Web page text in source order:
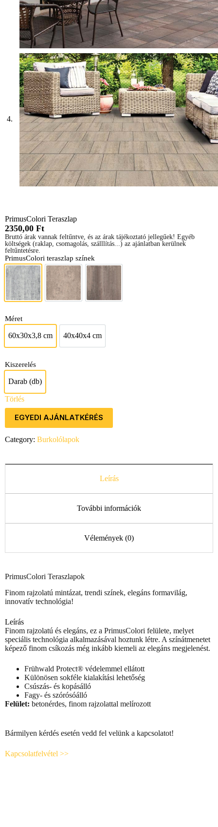
PrimusColori Teraszlap
2350,00 Ft
Bruttó árak vannak feltűntve, és az árak tájékoztató jellegűek! Egyéb
költségek (raklap, csomagolás, szálllítás...) az ajánlatban kerülnek
feltűntetésre.
PrimusColori teraszlap színek
Grigio MagneticoMacchiato Terra Lava
Méret
60x30x3,8 cm60x30x3,8 cm40x40x4 cm
40x40x4 cm
Kiszerelés
Darab (db)
Darab (db)
Törlés
EGYEDI AJÁNLATKÉRÉS
Category: Burkolólapok
Leírás
További információk
Vélemények (0)
PrimusColori Teraszlapok
Finom rajzolatú mintázat, trendi színek, elegáns formavilág,
innovatív technológia!
Leírás
Finom rajzolatú és elegáns, ez a PrimusColori felülete, melyet
speciális technológia alkalmazásával hoztunk létre. A színátmenetet
képező finom csíkozás még inkább kiemeli az elegáns megjelenést.
Frühwald Protect® védelemmel ellátott
Különösen sokféle kialakítási lehetőség
Csúszás- és kopásálló
Fagy- és szórósóálló
Felület: betonérdes, finom rajzolattal melírozott
Bármilyen kérdés esetén vedd fel velünk a kapcsolatot!
Kapcsolatfelvétel >>